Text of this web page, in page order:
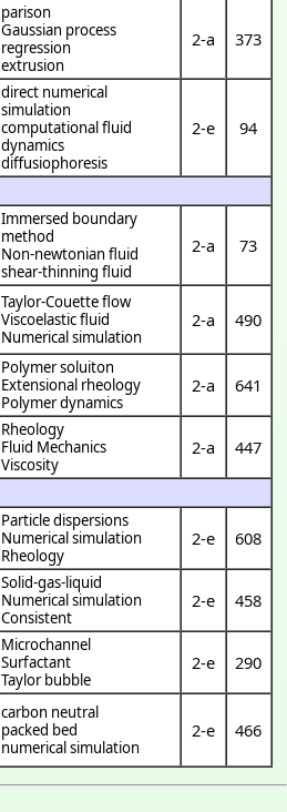
parison
Gaussian process
regression
extrusion
2-a 373
direct numerical
simulation
computational fluid
dynamics
diffusiophoresis
2-e 94
Immersed boundary
method
Non-newtonian fluid
shear-thinning fluid
2-a 73
Taylor-Couette flow
Viscoelastic fluid
Numerical simulation
2-a 490
Polymer soluiton
Extensional rheology
Polymer dynamics
2-a 641
Rheology
Fluid Mechanics
Viscosity
2-a 447
Particle dispersions
Numerical simulation
Rheology
2-e 608
Solid-gas-liquid
Numerical simulation
Consistent
2-e 458
Microchannel
Surfactant
Taylor bubble
2-e 290
carbon neutral
packed bed
numerical simulation
2-e 466